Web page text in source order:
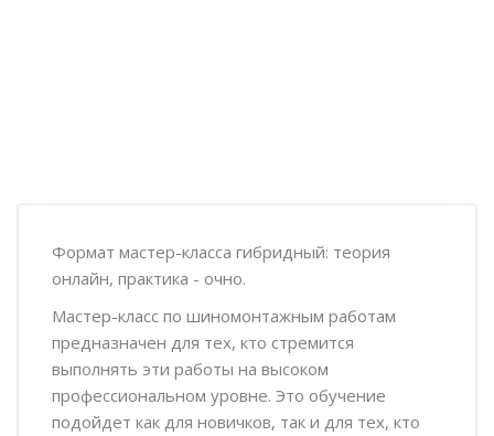
Формат мастер-класса гибридный: теория
онлайн, практика - очно.
Мастер-класс по шиномонтажным работам
предназначен для тех, кто стремится
выполнять эти работы на высоком
профессиональном уровне. Это обучение
подойдет как для новичков, так и для тех, кто